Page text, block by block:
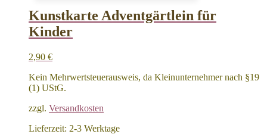
Kunstkarte Adventgärtlein für
Kinder
2,90 €
Kein Mehrwertsteuerausweis, da Kleinunternehmer nach §19
(1) UStG.
zzgl. Versandkosten
Lieferzeit: 2-3 Werktage